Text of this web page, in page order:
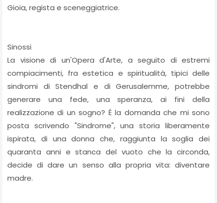
Gioia, regista e sceneggiatrice.
Sinossi
La visione di un'Opera d'Arte, a seguito di estremi
compiacimenti, fra estetica e spiritualità, tipici delle
sindromi di Stendhal e di Gerusalemme, potrebbe
generare una fede, una speranza, ai fini della
realizzazione di un sogno? È la domanda che mi sono
posta scrivendo "Sindrome", una storia liberamente
ispirata, di una donna che, raggiunta la soglia dei
quaranta anni e stanca del vuoto che la circonda,
decide di dare un senso alla propria vita: diventare
madre.